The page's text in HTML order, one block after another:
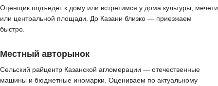
Оценщик подъедет к дому или встретимся у дома культуры, мечети
или центральной площади. До Казани близко — приезжаем
быстро.
Местный авторынок
Сельский райцентр Казанской агломерации — отечественные
машины и бюджетные иномарки. Оцениваем по актуальному